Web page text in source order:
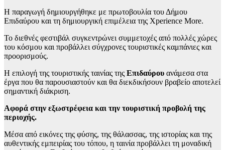
Η παραγωγή δημιουργήθηκε με πρωτοβουλία του Δήμου
Επιδαύρου και τη δημιουργική επιμέλεια της Xperience More.
Το διεθνές φεστιβάλ συγκεντρώνει συμμετοχές από πολλές χώρες
του κόσμου και προβάλλει σύγχρονες τουριστικές καμπάνιες και
προορισμούς.
Η επιλογή της τουριστικής ταινίας της Επιδαύρου ανάμεσα στα
έργα που θα παρουσιαστούν και θα διεκδικήσουν βραβείο αποτελεί
σημαντική διάκριση.
Αφορά στην εξωστρέφεια και την τουριστική προβολή της
περιοχής.
Μέσα από εικόνες της φύσης, της θάλασσας, της ιστορίας και της
αυθεντικής εμπειρίας του τόπου, η ταινία προβάλλει τη μοναδική